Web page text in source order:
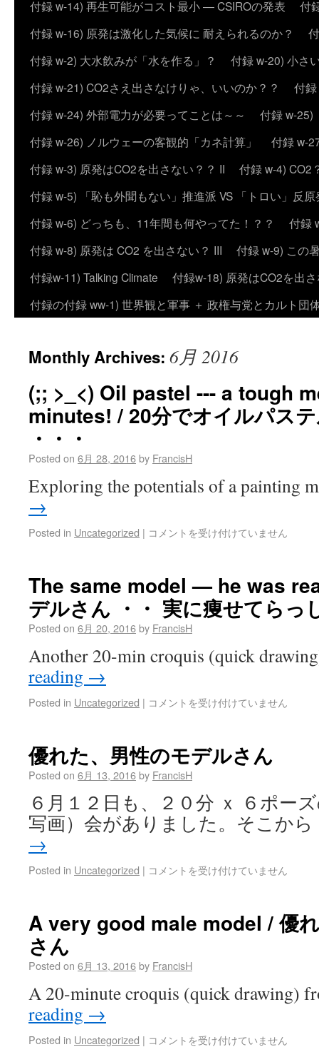
付録 w-14) 再生可能がコスト最小 ― CSIROの発表
付
付録 w-16) 原発は激化した気候に 耐えられるのか？
付録 w-2) 大水飲みが「水を作る」？
付録 w-20) 小さ
付録 w-21) CO2さえ出さなけりゃ、いいのか？？
付
付録 w-24) 外部電力が必要ってことは～～
付録 w-25)
付録 w-26) ノルウェーの客観的「カネ計算」
付録 w-
付録 w-3) 原発はCO2を出さない？？ II
付録 w-4) CO2
付録 w-5) 「恥も外聞もない」推進派 VS 「トロい」反
付録 w-6) どっちも、11年間も何やってた！？？
付録
付録 w-8) 原発は CO2 を出さない？ III
付録 w-9) この
付録w-11) Talking Climate
付録w-18) 原発はCO2を出
付録の付録 ww-1) 世界観と軍事 ＋ 政権与党とカルト団
Monthly Archives: 6月 2016
(;; >_<) Oil pastel --- a tough
minutes! / 20分でオイルパス
・・・
Posted on 6月 28, 2016by FrancisH
Exploring the potentials of a painting
→
Posted in Uncategorized | コメントを受け付けていません
The same model — he was
デルさん ・・ 実に痩せてらっ
Posted on 6月 20, 2016by FrancisH
Another 20-min croquis (quick
reading →
Posted in Uncategorized | コメントを受け付けていません
優れた、男性のモデルさん
Posted on 6月 13, 2016by FrancisH
６月１２日も、２０分 ｘ ６ポー
写画）会がありました。そこか
→
Posted in Uncategorized | コメントを受け付けていません
A very good male model / 優
さん
Posted on 6月 13, 2016by FrancisH
A 20-minute croquis (quick drawing)
reading →
Posted in Uncategorized | コメントを受け付けていません